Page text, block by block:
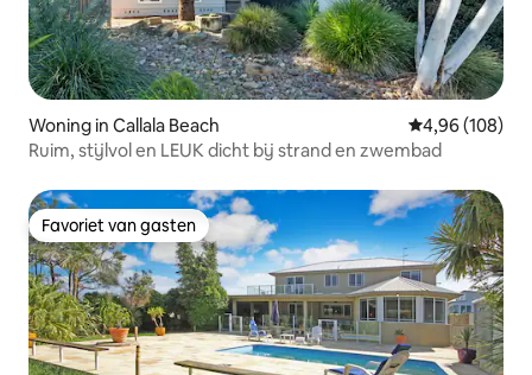
Woning in Callala Beach Gemiddelde
4,96 (108)
Ruim, stijlvol en LEUK dicht bij strand en zwembad
Favoriet van gasten
Favoriet van gasten